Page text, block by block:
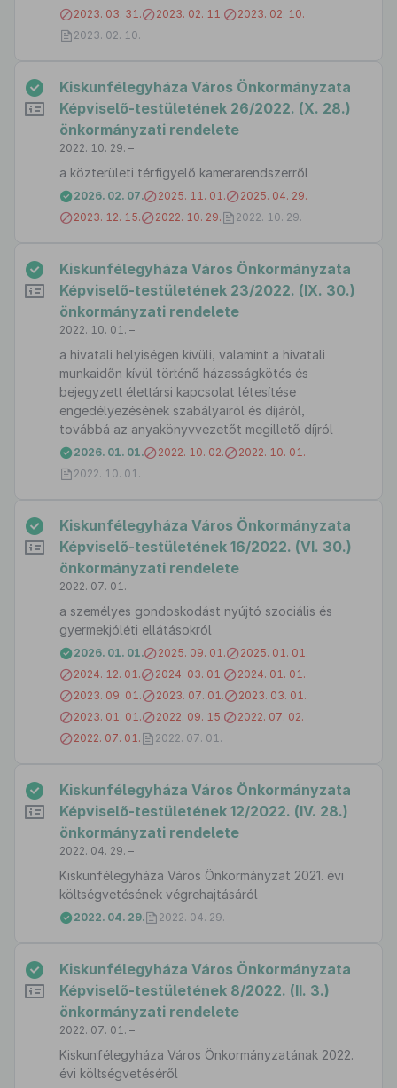
2023. 03. 31.
2023. 02. 11.
2023. 02. 10.
2023. 02. 10.
Kiskunfélegyháza Város Önkormányzata
Képviselő-testületének 26/2022. (X. 28.)
önkormányzati rendelete
2022. 10. 29. –
a közterületi térfigyelő kamerarendszerről
2026. 02. 07. 2025. 11. 01.
2025. 04. 29.
2023. 12. 15.
2022. 10. 29. 2022. 10. 29.
Kiskunfélegyháza Város Önkormányzata
Képviselő-testületének 23/2022. (IX. 30.)
önkormányzati rendelete
2022. 10. 01. –
a hivatali helyiségen kívüli, valamint a hivatali
munkaidőn kívül történő házasságkötés és
bejegyzett élettársi kapcsolat létesítése
engedélyezésének szabályairól és díjáról,
továbbá az anyakönyvvezetőt megillető díjról
2026. 01. 01. 2022. 10. 02.
2022. 10. 01.
2022. 10. 01.
Kiskunfélegyháza Város Önkormányzata
Képviselő-testületének 16/2022. (VI. 30.)
önkormányzati rendelete
2022. 07. 01. –
a személyes gondoskodást nyújtó szociális és
gyermekjóléti ellátásokról
2026. 01. 01. 2025. 09. 01.
2025. 01. 01.
2024. 12. 01.
2024. 03. 01.
2024. 01. 01.
2023. 09. 01.
2023. 07. 01.
2023. 03. 01.
2023. 01. 01.
2022. 09. 15.
2022. 07. 02.
2022. 07. 01.
2022. 07. 01.
Kiskunfélegyháza Város Önkormányzata
Képviselő-testületének 12/2022. (IV. 28.)
önkormányzati rendelete
2022. 04. 29. –
Kiskunfélegyháza Város Önkormányzat 2021. évi
költségvetésének végrehajtásáról
2022. 04. 29. 2022. 04. 29.
Kiskunfélegyháza Város Önkormányzata
Képviselő-testületének 8/2022. (II. 3.)
önkormányzati rendelete
2022. 07. 01. –
Kiskunfélegyháza Város Önkormányzatának 2022.
évi költségvetéséről